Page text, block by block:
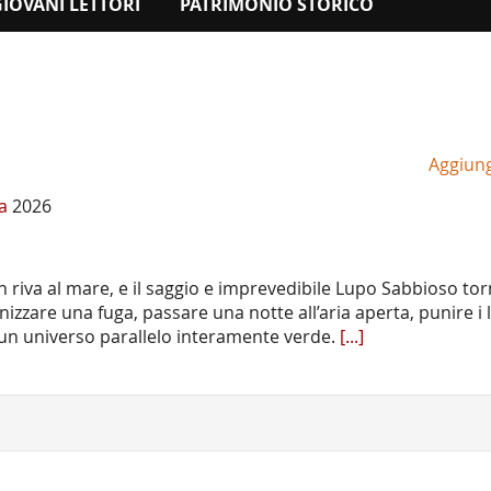
2026
riva al mare, e il saggio e imprevedibile Lupo Sabbioso
una fuga, passare una notte all’aria aperta, punire i
universo parallelo interamente verde. [...]